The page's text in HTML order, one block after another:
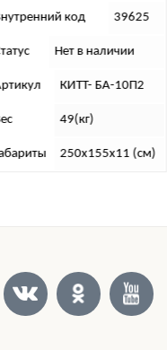
Внутренний код 39620
Статус Нет в наличии
Артикул КИТТ- БА-9П2
Вес 49(кг)
Габариты 250х155х11 (см)